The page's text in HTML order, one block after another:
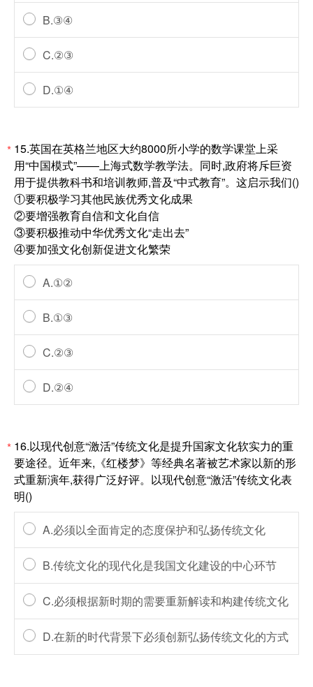
B.③④
C.②③
D.①④
* 15.英国在英格兰地区大约8000所小学的数学课堂上采
用“中国模式”——上海式数学教学法。同时,政府将斥巨资
用于提供教科书和培训教师,普及“中式教育”。这启示我们()
①要积极学习其他民族优秀文化成果
②要增强教育自信和文化自信
③要积极推动中华优秀文化“走出去”
④要加强文化创新促进文化繁荣
A.①②
B.①③
C.②③
D.②④
* 16.以现代创意“激活”传统文化是提升国家文化软实力的重
要途径。近年来,《红楼梦》等经典名著被艺术家以新的形
式重新演年,获得广泛好评。以现代创意“激活”传统文化表
明()
A.必须以全面肯定的态度保护和弘扬传统文化
B.传统文化的现代化是我国文化建设的中心环节
C.必须根据新时期的需要重新解读和构建传统文化
D.在新的时代背景下必须创新弘扬传统文化的方式